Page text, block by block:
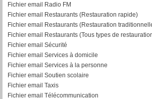
Fichier email Radio FM
Fichier email Restaurants (Restauration rapide)
Fichier email Restaurants (Restauration
Fichier email Restaurants (Tous types de
Fichier email Sécurité
Fichier email Services à domicile
Fichier email Services à la personne
Fichier email Soutien scolaire
Fichier email Taxis
Fichier email Télécommunication